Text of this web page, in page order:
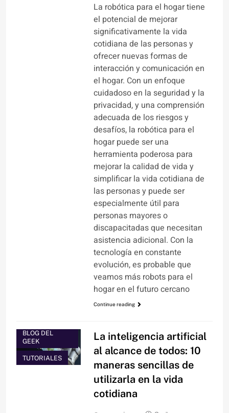
La robótica para el hogar tiene
el potencial de mejorar
significativamente la vida
cotidiana de las personas y
ofrecer nuevas formas de
interacción y comunicación en
el hogar. Con un enfoque
cuidadoso en la seguridad y la
privacidad, y una comprensión
adecuada de los riesgos y
desafíos, la robótica para el
hogar puede ser una
herramienta poderosa para
mejorar la calidad de vida y
simplificar la vida cotidiana de
las personas y puede ser
especialmente útil para
personas mayores o
discapacitadas que necesitan
asistencia adicional. Con la
tecnología en constante
evolución, es probable que
veamos más robots para el
hogar en el futuro cercano
Continue reading
BLOG DEL
GEEK
TUTORIALES
La inteligencia artificial
al alcance de todos: 10
maneras sencillas de
utilizarla en la vida
cotidiana